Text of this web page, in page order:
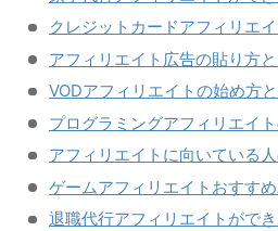
クレジットカードアフィリエ
アフィリエイト広告の貼り方
VODアフィリエイトの始め方
プログラミングアフィリエイ
アフィリエイトに向いている
ゲームアフィリエイトおすす
退職代行アフィリエイトがで